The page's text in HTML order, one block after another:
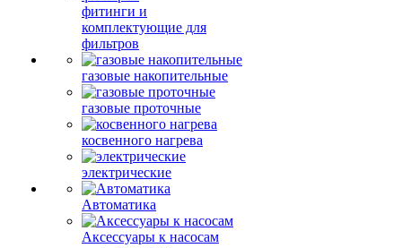
фитинги и
комплектующие для
фильтров
газовые накопительные
газовые проточные
косвенного нагрева
электрические
Автоматика
Аксессуары к насосам